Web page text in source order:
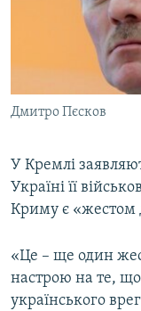
ВІДЕОУРОКИ
СВІДЧЕННЯ ОКУПАЦІЇ
УКРАЇНСЬКА
ІНФОГРАФІКА
Qırımtatar
ДОЛУЧАЙСЯ!
Усі сайти RFE/
Дмитро Пєсков
У Кремлі
Україні її
Криму є «жестом
«Це – ще один
настрою на те,
українського